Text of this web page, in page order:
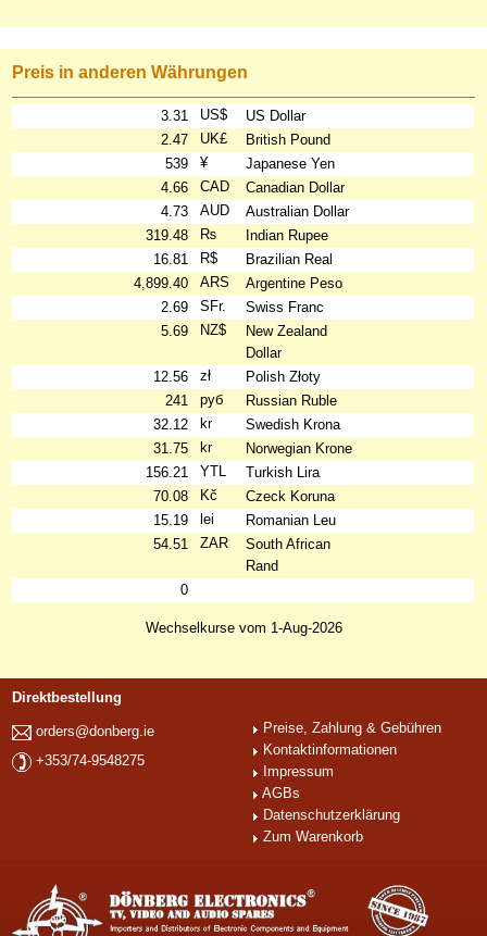
Preis in anderen Währungen
3.31 US$
US Dollar
2.47
UK£
British Pound
539
¥
Japanese Yen
4.66
CAD
Canadian Dollar
4.73
AUD
Australian Dollar
319.48
₨
Indian Rupee
16.81
R$
Brazilian Real
4,899.40
ARS
Argentine Peso
2.69
SFr.
Swiss Franc
5.69
NZ$
New Zealand
Dollar
12.56
zł
Polish Złoty
241
руб
Russian Ruble
32.12
kr
Swedish Krona
31.75
kr
Norwegian Krone
156.21
YTL
Turkish Lira
70.08
Kč
Czeck Koruna
15.19
lei
Romanian Leu
54.51
ZAR
South African
Rand
0
Wechselkurse vom 1-Aug-2026
Direktbestellung
orders@donberg.ie
+353/74-9548275
Preise, Zahlung & Gebühren
Kontaktinformationen
Impressum
AGBs
Datenschutzerklärung
Zum Warenkorb